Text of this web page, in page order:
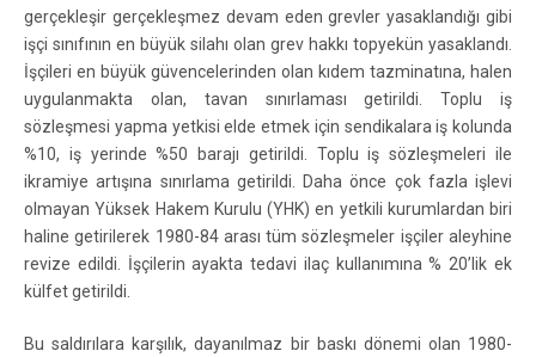
gerçekleşir gerçekleşmez devam eden grevler yasaklandığı gibi
işçi sınıfının en büyük silahı olan grev hakkı topyekün yasaklandı.
İşçileri en büyük güvencelerinden olan kıdem tazminatına, halen
uygulanmakta olan, tavan sınırlaması getirildi. Toplu iş
sözleşmesi yapma yetkisi elde etmek için sendikalara iş kolunda
%10, iş yerinde %50 barajı getirildi. Toplu iş sözleşmeleri ile
ikramiye artışına sınırlama getirildi. Daha önce çok fazla işlevi
olmayan Yüksek Hakem Kurulu (YHK) en yetkili kurumlardan biri
haline getirilerek 1980-84 arası tüm sözleşmeler işçiler aleyhine
revize edildi. İşçilerin ayakta tedavi ilaç kullanımına % 20’lik ek
külfet getirildi.
Bu saldırılara karşılık, dayanılmaz bir baskı dönemi olan 1980-